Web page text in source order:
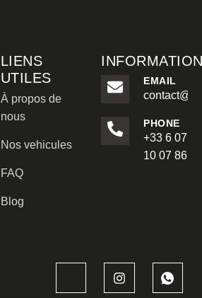
LIENS
UTILES
À propos de
nous
Nos vehicules
FAQ
Blog
EMAIL
PHONE
+33 6 07
10 07 86